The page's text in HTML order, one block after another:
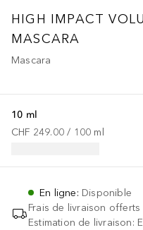
HIGH IMPACT
MASCARA
Mascara
10 ml
CHF 249.00 / 100 ml
En ligne: Disponible
Frais de livraison
Estimation de livraison: